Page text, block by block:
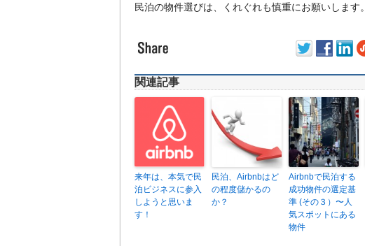
民泊の物件選びは、くれぐれも慎重にお願いします。
関連記事
来年は、本気で民
泊ビジネスに参入
しようと思いま
す！
民泊、Airbnbはど
の程度儲かるの
か？
Airbnbで民泊する
成功物件の選定基
準 (その３）〜人
気スポットにある
物件